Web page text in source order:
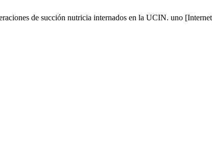
de succión nutricia internados en la UCIN. uno